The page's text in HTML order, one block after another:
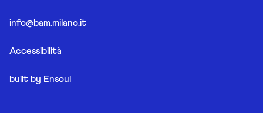
info@bam.milano.it
Accessibilità
built by Ensoul